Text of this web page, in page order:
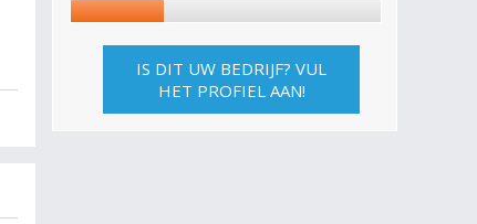
IS DIT UW BEDRIJF? VUL
HET PROFIEL AAN!